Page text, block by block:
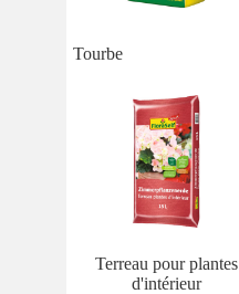
Tourbe
Terreau pour plantes
d'intérieur